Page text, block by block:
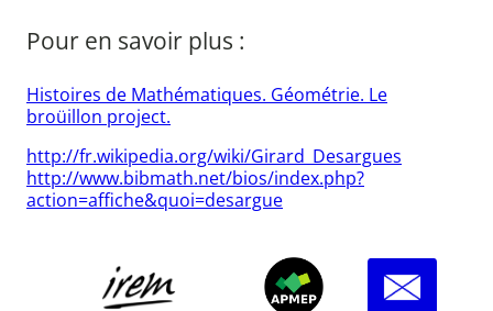
Pour en savoir plus :
Histoires de Mathématiques. Géométrie. Le
broüillon project.
http://fr.wikipedia.org/wiki/Girard_Desargues
http://www.bibmath.net/bios/index.php?
action=affiche&quoi=desargue